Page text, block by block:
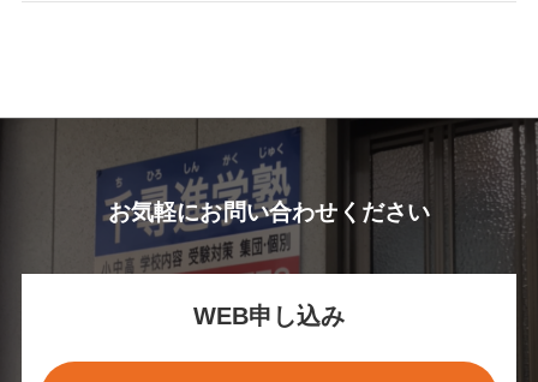
お気軽にお問い合わせください
WEB申し込み